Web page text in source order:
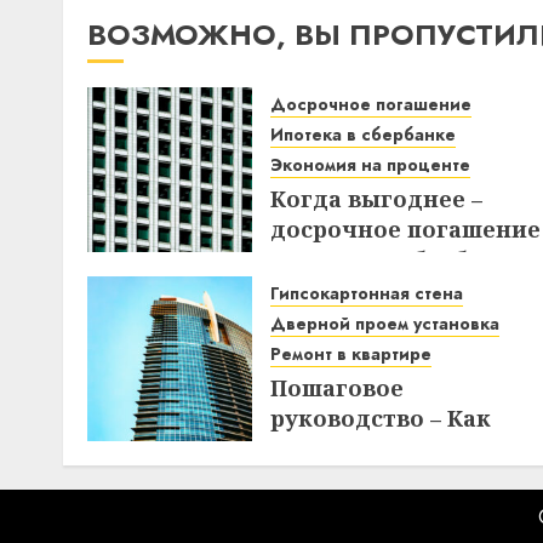
ВОЗМОЖНО, ВЫ
Досрочное погашение
Ипотека в сбербанке
Экономия на проценте
Когда выгоднее –
досрочное погашение
ипотеки в Сбербанке
до или после дня
списания? Узнайте все
нюансы!
18.12.2025
Гипсокартонная стена
Дверной проем установка
Ремонт в квартире
Пошаговое
руководство – Как